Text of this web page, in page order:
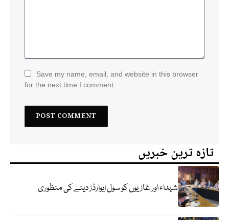
Save my name, email, and website in this browser
for the next time I comment.
تازہ ترین خبریں
شہداء اور غازیوں کو سول ایوارڈز دینے کی منظوری